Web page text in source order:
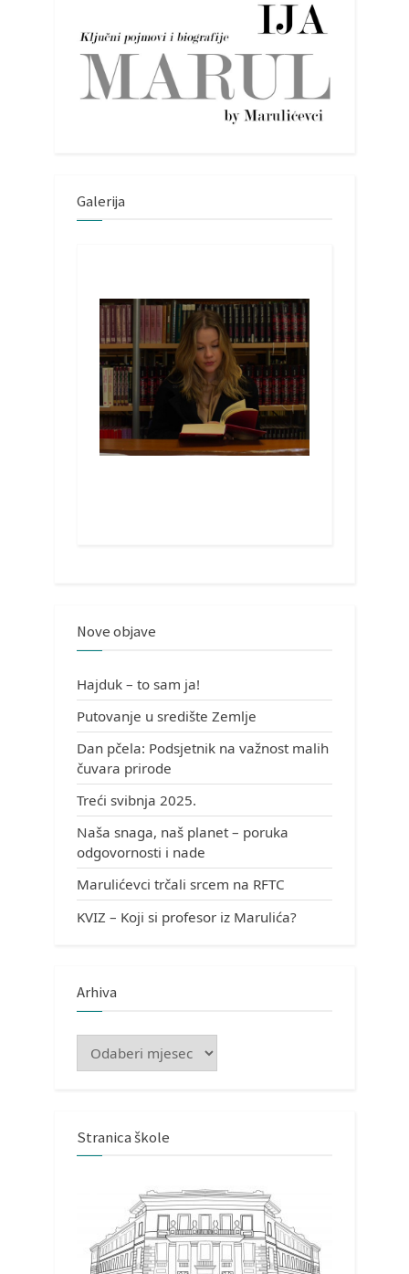
Galerija
Nove objave
Hajduk – to sam ja!
Putovanje u središte Zemlje
Dan pčela: Podsjetnik na važnost malih
čuvara prirode
Treći svibnja 2025.
Naša snaga, naš planet – poruka
odgovornosti i nade
Marulićevci trčali srcem na RFTC
KVIZ – Koji si profesor iz Marulića?
Arhiva
Stranica škole